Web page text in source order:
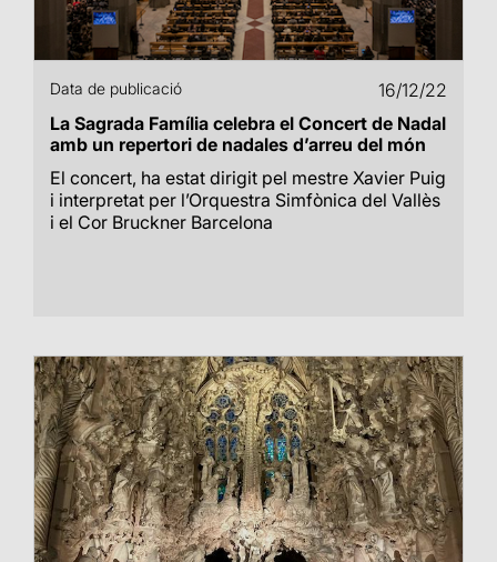
Data de publicació
16/12/22
La Sagrada Família celebra el Concert de Nadal
amb un repertori de nadales d’arreu del món
El concert, ha estat dirigit pel mestre Xavier Puig
i interpretat per l’Orquestra Simfònica del Vallès
i el Cor Bruckner Barcelona